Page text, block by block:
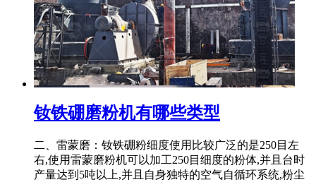
钕铁硼磨粉机有哪些类型
二、雷蒙磨：钕铁硼粉细度使用比较广泛的是250目左
右,使用雷蒙磨粉机可以加工250目细度的粉体,并且台时
产量达到5吨以上,并且自身独特的空气自循环系统,粉尘